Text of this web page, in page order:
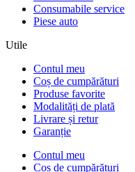
Consumabile service
Piese auto
Utile
Contul meu
Coș de cumpărături
Produse favorite
Modalități de plată
Livrare și retur
Garanție
Contul meu
Coș de cumpărături